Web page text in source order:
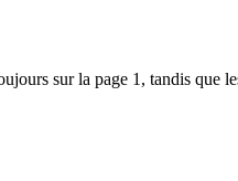
sur la page 1, tandis que